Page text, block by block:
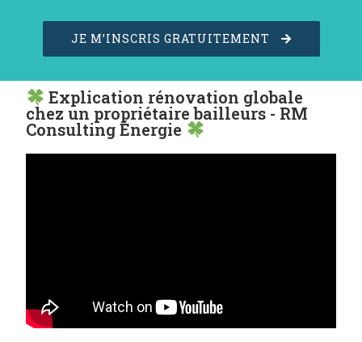
JE M’INSCRIS GRATUITEMENT
Explication rénovation globale
chez un propriétaire bailleurs - RM
Consulting Énergie